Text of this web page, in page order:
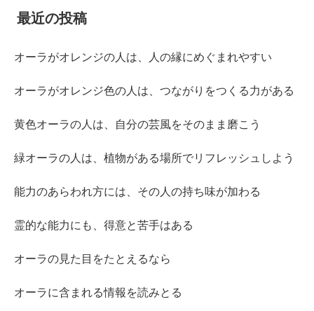
最近の投稿
オーラがオレンジの人は、人の縁にめぐまれやすい
オーラがオレンジ色の人は、つながりをつくる力がある
黄色オーラの人は、自分の芸風をそのまま磨こう
緑オーラの人は、植物がある場所でリフレッシュしよう
能力のあらわれ方には、その人の持ち味が加わる
霊的な能力にも、得意と苦手はある
オーラの見た目をたとえるなら
オーラに含まれる情報を読みとる